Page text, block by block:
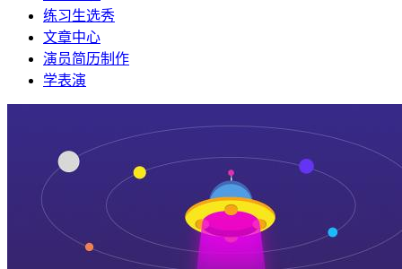
​练习生选秀
文章中心
演员简历制作
学表演